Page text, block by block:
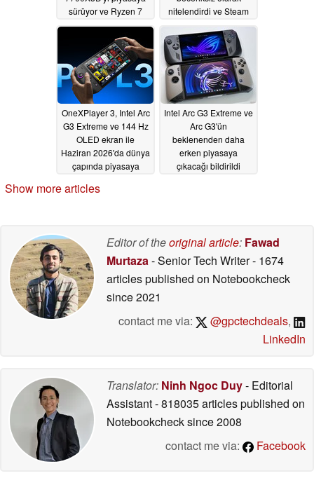
sürüyor ve Ryzen 7
5800X3D'yi geri
06/01/2026
nitelendirdi ve Steam
Machine fiyatıyla ilgili
endişeleri artırdı
05/29/2026
OneXPlayer 3, Intel Arc
G3 Extreme ve 144 Hz
OLED ekran ile
Haziran 2026'da dünya
çapında piyasaya
Intel Arc G3 Extreme ve
Arc G3'ün
beklenenden daha
erken piyasaya
çıkacağı bildirildi
Show more articles
Editor of theoriginal article: Fawad
Murtaza- Senior Tech Writer- 1674
articles published on Notebookcheck
since 2021
contact me via:
@gpctechdeals,
LinkedIn
Translator: Ninh Ngoc Duy- Editorial
Assistant- 818035 articles published on
Notebookchecksince 2008
contact me via:
Facebook